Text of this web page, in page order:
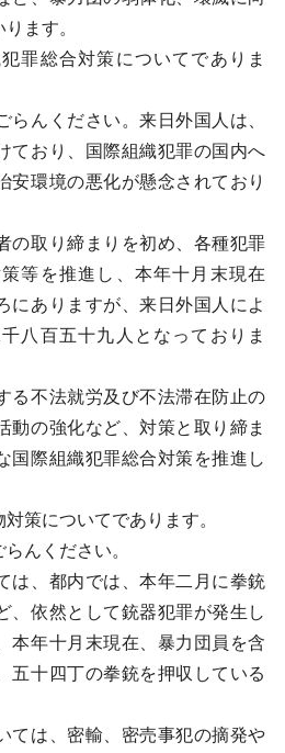
ます。
罪総合対策についてでありま
んください。来日外国人は、
ており、国際組織犯罪の国内へ
安環境の悪化が懸念されており
取り締まりを初め、各種犯罪
等を推進し、本年十月末現在
にありますが、来日外国人によ
八百五十九人となっておりま
不法就労及び不法滞在防止の
動の強化など、対策と取り締ま
国際組織犯罪総合対策を推進し
策についてであります。
んください。
、都内では、本年二月に拳銃
、依然として銃器犯罪が発生し
本年十月末現在、暴力団員を含
五十四丁の拳銃を押収している
は、密輸、密売事犯の摘発や